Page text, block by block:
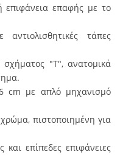
επιφάνεια επαφής με το
τάπες
σχήματος "Τ", ανατομικά
cm με απλό μηχανισμό
πιστοποιημένη για
και επίπεδες επιφάνειες